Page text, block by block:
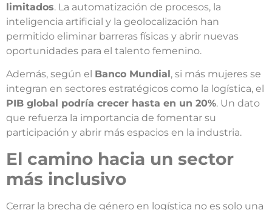
limitados. La automatización de procesos, la
inteligencia artificial y la geolocalización han
permitido eliminar barreras físicas y abrir nuevas
oportunidades para el talento femenino.
Además, según el Banco Mundial , si más mujeres se
integran en sectores estratégicos como la logística, el
PIB global podría crecer hasta en un 20%. Un dato
que refuerza la importancia de fomentar su
participación y abrir más espacios en la industria.
El camino hacia un sector
más inclusivo
Cerrar la brecha de género en logística no es solo una